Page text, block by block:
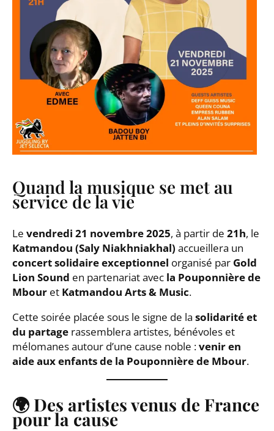
Quand la musique se met au
service de la vie
Le vendredi 21 novembre 2025, à partir de 21h, le
Katmandou (Saly Niakhniakhal) accueillera un
concert solidaire exceptionnel organisé par Gold
Lion Sound en partenariat avec la Pouponnière de
Mbour et Katmandou Arts & Music.
Cette soirée placée sous le signe de la solidarité et
du partage rassemblera artistes, bénévoles et
mélomanes autour d’une cause noble :venir en
aide aux enfants de la Pouponnière de Mbour.
🌍 Des artistes venus de France
pour la cause